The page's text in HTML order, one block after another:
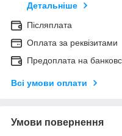
Детальніше
Післяплата
Оплата за реквізитами
Предоплата на
Всі умови оплати
Умови повернення